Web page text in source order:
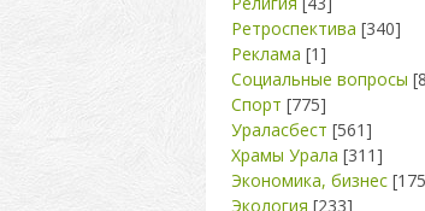
Ретроспектива [340]
Реклама [1]
Социальные вопросы
Спорт [775]
Ураласбест [561]
Храмы Урала [311]
Экономика, бизнес
Экология [233]